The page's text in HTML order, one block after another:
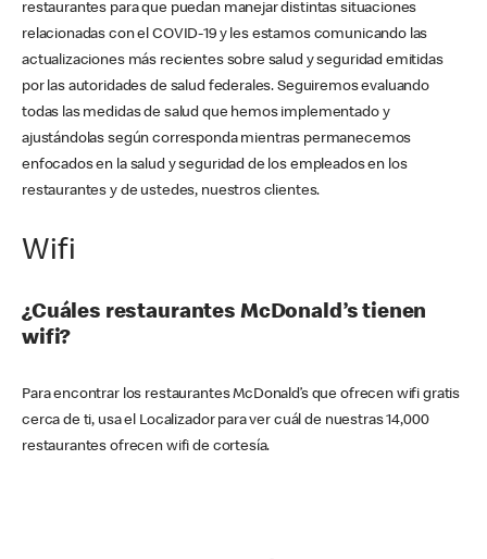
restaurantes para que puedan manejar distintas situaciones
relacionadas con el COVID-19 y les estamos comunicando las
actualizaciones más recientes sobre salud y seguridad emitidas
por las autoridades de salud federales. Seguiremos evaluando
todas las medidas de salud que hemos implementado y
ajustándolas según corresponda mientras permanecemos
enfocados en la salud y seguridad de los empleados en los
restaurantes y de ustedes, nuestros clientes.
Wifi
¿Cuáles restaurantes McDonald’s tienen
wifi?
Para encontrar los restaurantes McDonald’s que ofrecen wifi gratis
cerca de ti, usa el Localizador para ver cuál de nuestras 14,000
restaurantes ofrecen wifi de cortesía.